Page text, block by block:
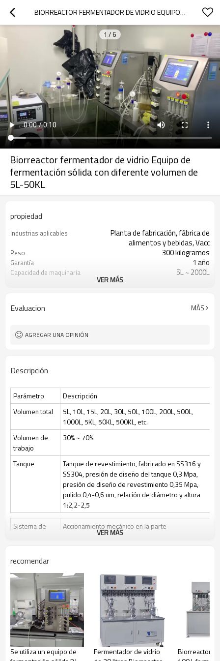
BIORREACTOR FERMENTADOR DE VIDRIO EQUIPO DE FERMENTACIÓN SÓLIDA CON DIFERENTE VOLUMEN DE 5L-50KL
1 / 6
Biorreactor fermentador de vidrio Equipo de
fermentación sólida con diferente volumen de
5L-50KL
propiedad
Industrias aplicables
Planta de fabricación, fábrica de
alimentos y bebidas, Vacc
Peso 300 kilogramos
Garantía 1 año
Capacidad de maquinaria 5L ~ 2000L
Automático
Tipo de marketing Nuevo producto 2020
salida
Tratamiento
Sistema de control PLC Siemens
Recipiente de acero
inoxidable
VER MÁS
Evaluacion MÁS
AGREGAR UNA OPINIÓN
Descripción
Parámetro
Descripción
Volumen total
5L, 10L, 15L, 20L, 30L, 50L, 100L, 200L, 500L,
1000L, 5KL, 50KL, 500KL, etc.
Volumen de
trabajo
30% ~ 70%
Tanque
Tanque de revestimiento, fabricado en SS316 y
SS304, presión de diseño del tanque 0,3 Mpa,
presión de diseño de revestimiento 0,35 Mpa,
pulido 0,4-0,6 um, relación de diámetro y altura
1:2,2-2,5
Sistema de
Accionamiento mecánico en la parte
superior/inferior o accionamiento magnético en la
rpm
Esterilización
Esterilización manual en el lugar (SIP), el control
automático por programa es opcional
Limpio
Limpieza en el lugar (CIP) mediante válvulas de
control y tuberías de bola rociadora + CIP
Control de gas
Control por medidor de rotor, caudal de aire 1
vvm o caudal de O2
VER MÁS
recomendar
Se utiliza un equipo de
Fermentador de vidrio
Biorreactor